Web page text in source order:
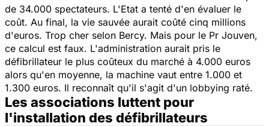
de 34.000 spectateurs. L'Etat a tenté d'en évaluer le
coût. Au final, la vie sauvée aurait coûté cinq millions
d'euros. Trop cher selon Bercy. Mais pour le Pr Jouven,
ce calcul est faux. L'administration aurait pris le
défibrillateur le plus coûteux du marché à 4.000 euros
alors qu'en moyenne, la machine vaut entre 1.000 et
1.300 euros. Il reconnaît qu'il s'agit d'un lobbying raté.
Les associations luttent pour
l'installation des défibrillateurs